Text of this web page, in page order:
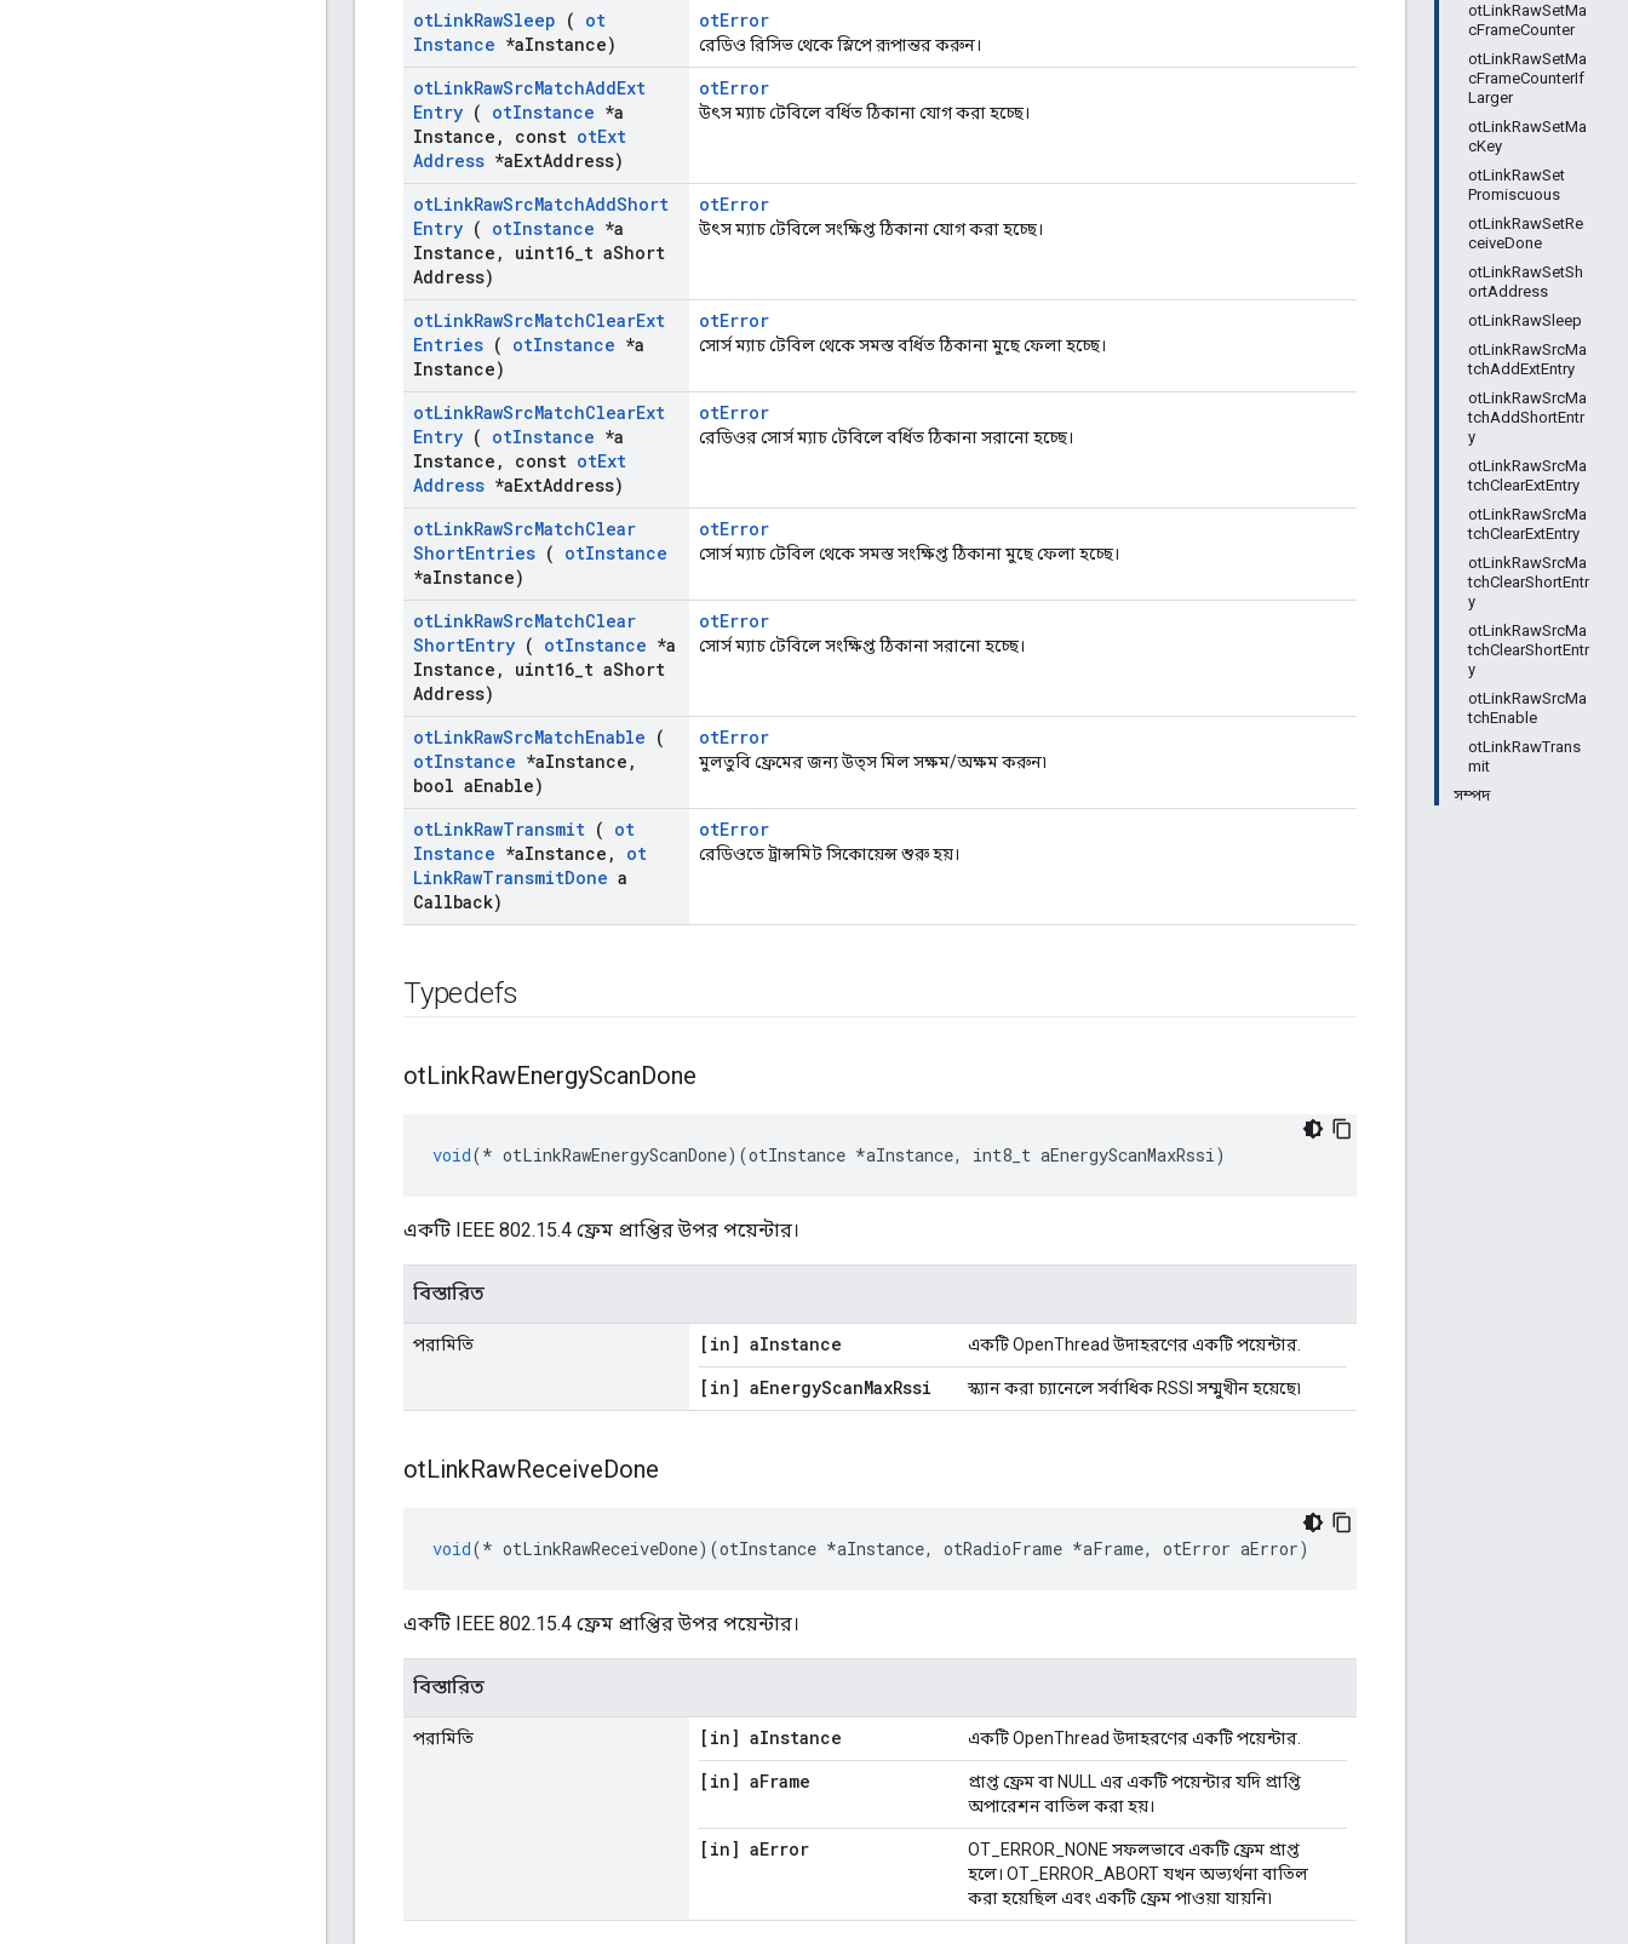
otLinkRawSetMa
cFrameCounter
otLinkRawSetMa
cFrameCounterIf
Larger
otLinkRawSetMa
cKey
otLinkRawSet
Promiscuous
otLinkRawSetRe
ceiveDone
otLinkRawSetSh
ortAddress
otLinkRawSleep
otLinkRawSrcMa
tchAddExtEntry
otLinkRawSrcMa
tchAddShortEntr
y
otLinkRawSrcMa
tchClearExtEntry
otLinkRawSrcMa
tchClearExtEntry
otLinkRawSrcMa
tchClearShortEntr
y
otLinkRawSrcMa
tchClearShortEntr
y
otLinkRawSrcMa
tchEnable
otLinkRawTrans
mit
সম্পদ
otLinkRawSleep ( ot
Instance *aInstance)
otError
রেডিও রিসিভ থেকে স্লিপে রূপান্তর করুন।
otLinkRawSrcMatchAddExt
Entry ( otInstance *a
Instance , const otExt
Address *aExtAddress)
otError
উৎস ম্যাচ টেবিলে বর্ধিত ঠিকানা যোগ করা হচ্ছে।
otLinkRawSrcMatchAddShort
Entry ( otInstance *a
Instance , uint16 t aShort
Address)
otError
উৎস ম্যাচ টেবিলে সংক্ষিপ্ত ঠিকানা যোগ করা হচ্ছে।
otLinkRawSrcMatchClearExt
Entries ( otInstance *a
Instance)
otError
সোর্স ম্যাচ টেবিল থেকে সমস্ত বর্ধিত ঠিকানা মুছে ফেলা হচ্ছে।
otLinkRawSrcMatchClearExt
Entry ( otInstance *a
Instance , const otExt
Address *aExtAddress)
otError
রেডিওর সোর্স ম্যাচ টেবিলে বর্ধিত ঠিকানা সরানো হচ্ছে।
otLinkRawSrcMatchClear
ShortEntries ( otInstance
*aInstance)
otError
সোর্স ম্যাচ টেবিল থেকে সমস্ত সংক্ষিপ্ত ঠিকানা মুছে ফেলা হচ্ছে।
otLinkRawSrcMatchClear
ShortEntry ( otInstance *a
Instance , uint16 t aShort
Address)
otError
সোর্স ম্যাচ টেবিলে সংক্ষিপ্ত ঠিকানা সরানো হচ্ছে।
otLinkRawSrcMatchEnable (
otInstance *aInstance ,
bool aEnable)
otError
মুলতুবি ফ্রেমের জন্য উত্স মিল সক্ষম/অক্ষম করুন৷
otLinkRawTransmit ( ot
Instance *aInstance ,
ot
LinkRawTransmitDone a
Callback)
otError
রেডিওতে ট্রান্সমিট সিকোয়েন্স শুরু হয়।
Typedefs
otLinkRawEnergyScanDone
void(* otLinkRawEnergyScanDone)(otInstance *aInstance, int8_t aEnergyScanMaxRssi)
একটি IEEE 802.15.4 ফ্রেম প্রাপ্তির উপর পয়েন্টার।
বিস্তারিত
পরামিতি [in] aInstance একটি OpenThread উদাহরণের একটি পয়েন্টার.
[in] aEnergyScanMaxRssi স্ক্যান করা চ্যানেলে সর্বাধিক RSSI সম্মুখীন হয়েছে৷
otLinkRawReceiveDone
void(* otLinkRawReceiveDone)(otInstance *aInstance, otRadioFrame *aFrame, otError aError)
একটি IEEE 802.15.4 ফ্রেম প্রাপ্তির উপর পয়েন্টার।
বিস্তারিত
পরামিতি [in] aInstance একটি OpenThread উদাহরণের একটি পয়েন্টার.
[in] aFrame
প্রাপ্ত ফ্রেম বা NULL এর একটি পয়েন্টার যদি প্রাপ্তি
অপারেশন বাতিল করা হয়।
[in] aError
OT_ERROR_NONE সফলভাবে একটি ফ্রেম প্রাপ্ত
হলে। OT_ERROR_ABORT যখন অভ্যর্থনা বাতিল
করা হয়েছিল এবং একটি ফ্রেম পাওয়া যায়নি৷